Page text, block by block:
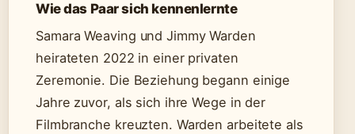
Wie das Paar sich kennenlernte
Samara Weaving und Jimmy Warden
heirateten 2022 in einer privaten
Zeremonie. Die Beziehung begann einige
Jahre zuvor, als sich ihre Wege in der
Filmbranche kreuzten. Warden arbeitete als